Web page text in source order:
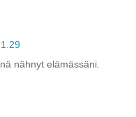
nähnyt elämässäni.